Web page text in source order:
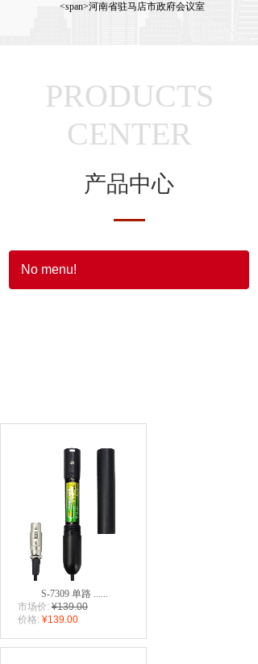
<span>河南省驻马店市政府会议室
PRODUCTS
CENTER
产品中心
S-7309 单路 ......
市场价: ¥139.00
价格: ¥139.00
No menu!